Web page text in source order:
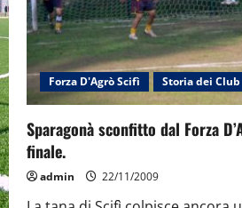
Forza D'Agrò Scifì Storia dei Club
Sparagonà sconfitto dal Forza
finale.
admin 22/11/2009